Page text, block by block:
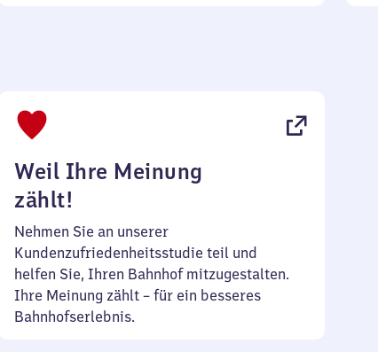
Weil Ihre Meinung
zählt!
Nehmen Sie an unserer
Kundenzufriedenheitsstudie teil und
helfen Sie, Ihren Bahnhof mitzugestalten.
Ihre Meinung zählt – für ein besseres
Bahnhofserlebnis.